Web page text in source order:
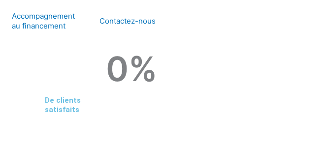
Accompagnement
au financement
Contactez-nous
0%
De clients
satisfaits